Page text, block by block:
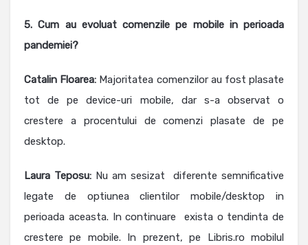
5.Cum au evoluat comenzile pe mobile in perioada
pandemiei?
Catalin Floarea: Majoritatea comenzilor au fost plasate
tot de pe device-uri mobile, dar s-a observat o
crestere a procentului de comenzi plasate de pe
desktop.
Laura Teposu: Nu am sesizat diferente semnificative
legate de optiunea clientilor mobile/desktop in
perioada aceasta. In continuare exista o tendinta de
crestere pe mobile. In prezent, pe Libris.ro mobilul